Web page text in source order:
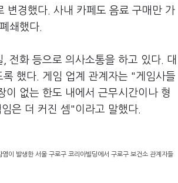
경했다. 사내 카페도 음료 구매만 가
쇄했다.
전화 등으로 의사소통을 하고 있다. 대
했다. 게임 업계 관계자는 "게임사들
이 없는 한도 내에서 근무시간이나 형
은 더 커진 셈"이라고 말했다.
이 발생한 서울 구로구 코리아빌딩에서 구로구 보건소 관계자들